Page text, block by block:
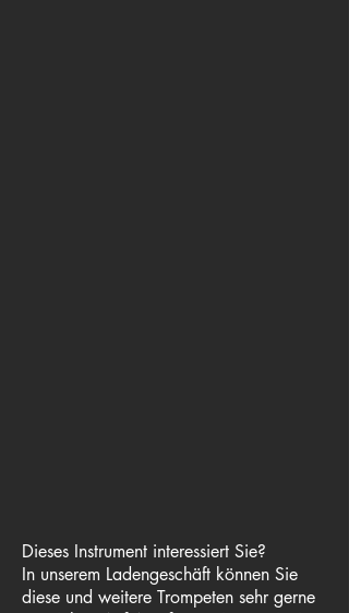
Dieses Instrument interessiert Sie?
In unserem Ladengeschäft können Sie
diese und weitere Trompeten sehr gerne